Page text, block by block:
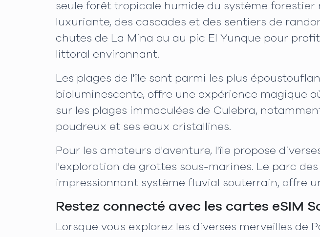
seule forêt tropicale humide du système
luxuriante, des cascades et des sentiers de
chutes de La Mina ou au pic El Yunque pour
littoral environnant.
Les plages de l'île sont parmi les plus
bioluminescente, offre une expérience magique
sur les plages immaculées de Culebra,
poudreux et ses eaux cristallines.
Pour les amateurs d'aventure, l'île propose
l'exploration de grottes sous-marines. Le parc
impressionnant système fluvial souterrain, offre
Restez connecté avec les cartes eSIM
Lorsque vous explorez les diverses merveilles de